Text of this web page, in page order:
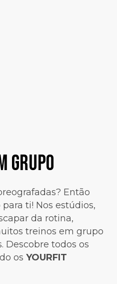
Grupo
Então
ti! Nos estúdios,
da rotina,
treinos em grupo
Descobre todos os
os YOURFIT